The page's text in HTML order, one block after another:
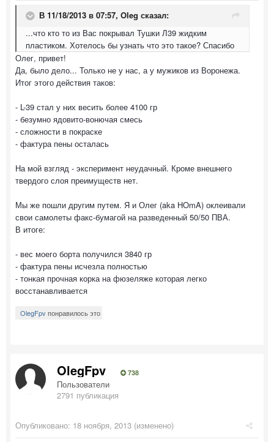
В 11/18/2013 в 07:57, Oleg сказал:
...что кто то из Вас покрывал Тушки Л39 жидким
пластиком. Хотелось бы узнать что это такое? Спасибо
Олег, привет!
Да, было дело... Только не у нас, а у мужиков из Воронежа.
Итог этого действия таков:
- L-39 стал у них весить более 4100 гр
- безумно ядовито-вонючая смесь
- сложности в покраске
- фактура пены осталась
На мой взгляд - эксперимент неудачный. Кроме внешнего
твердого слоя преимуществ нет.
Мы же пошли другим путем. Я и Олег (aka HOmA) оклеивали
свои самолеты факс-бумагой на разведенный 50/50 ПВА.
В итоге:
- вес моего борта получился 3840 гр
- фактура пены исчезла полностью
- тонкая прочная корка на фюзеляже которая легко
восстанавливается
OlegFpvпонравилось это
OlegFpv 738
Пользователи
2791 публикация
Опубликовано: 18 ноября, 2013 (изменено)